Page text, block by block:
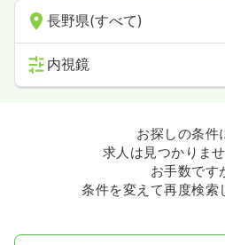
長野県(すべて)
内視鏡
お探しの条件
求人は見つかりませ
お手数です
条件を変えて再度検索